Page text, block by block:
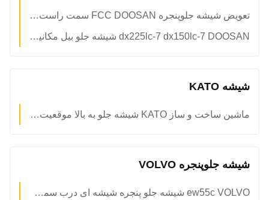
تعویض شیشه جلوپنجره FCC DOOSAN سمت راست شیشه جلو
dx225lc-7 dx150lc-7 DOOSAN شیشه جلو بیل مکانیکی 5 میلی متری درب سمت چپ پایین موقعیت NO.3
شیشه KATO
ماشین ساخت و ساز KATO شیشه جلو به بالا موقعیت شیشه جلو
شیشه جلوپنجره VOLVO
ew55c VOLVO شیشه جلو پنجره شیشه ای درب سمت چپ عقب موقعیت شماره 4